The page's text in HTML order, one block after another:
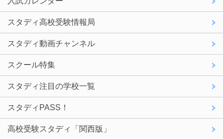
スタディ高校受験情報局
スタディ動画チャンネル
スクール特集
スタディ注目の学校一覧
スタディPASS！
高校受験スタディ「関西版」